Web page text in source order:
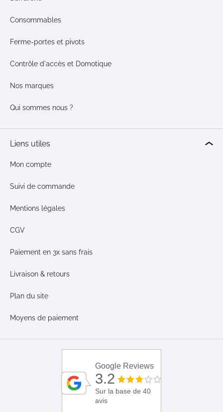
Consommables
Ferme-portes et pivots
Contrôle d'accès et Domotique
Nos marques
Qui sommes nous ?
Liens utiles
Mon compte
Suivi de commande
Mentions légales
CGV
Paiement en 3x sans frais
Livraison & retours
Plan du site
Moyens de paiement
Google Reviews
3.2
Sur la base de 40
avis